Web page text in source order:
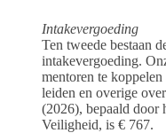
Intakevergoeding
Ten tweede bestaan
intakevergoeding.
mentoren te
leiden en overige
(2026), bepaald door
Veiligheid, is € 767.